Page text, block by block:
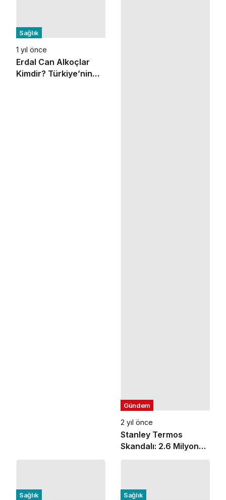
Sağlık
1 yıl önce
Erdal Can Alkoçlar
Kimdir? Türkiye’nin
Gündem
2 yıl önce
Stanley Termos
Skandalı: 2.6 Milyon
Ürün Geri Çağrılıyor!
Sağlık Sağlık